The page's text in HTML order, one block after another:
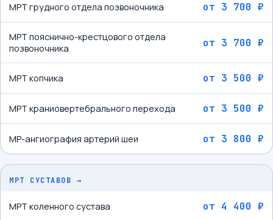
МРТ грудного отдела позвоночника от 3 700 ₽
МРТ пояснично-крестцового отдела
позвоночника
от 3 700 ₽
МРТ копчика от 3 500 ₽
МРТ краниовертебрального перехода от 3 500 ₽
МР-ангиография артерий шеи от 3 800 ₽
МРТ СУСТАВОВ →
МРТ коленного сустава от 4 400 ₽